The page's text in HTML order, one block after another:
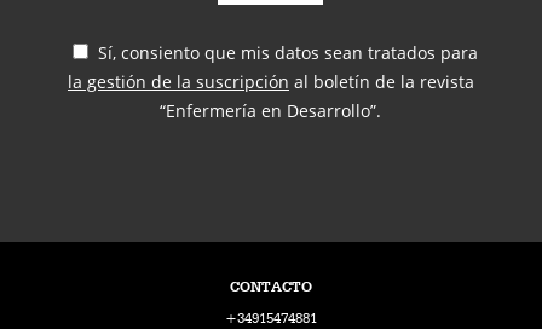
Sí, consiento que mis datos sean tratados para
la gestión de la suscripción al boletín de la revista
“Enfermería en Desarrollo”.
CONTACTO
+34915474881